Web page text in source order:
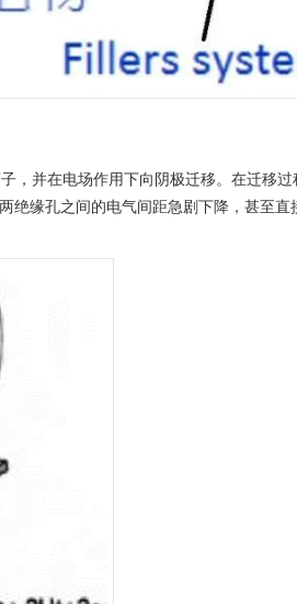
，并在电场作用下向阴极迁移。在迁移过
绝缘孔之间的电气间距急剧下降，甚至直